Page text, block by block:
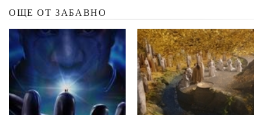
ОЩЕ ОТ ЗАБАВНО